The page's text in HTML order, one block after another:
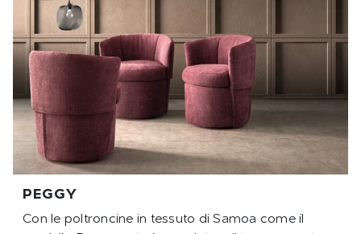
PEGGY
Con le poltroncine in tessuto di Samoa come il